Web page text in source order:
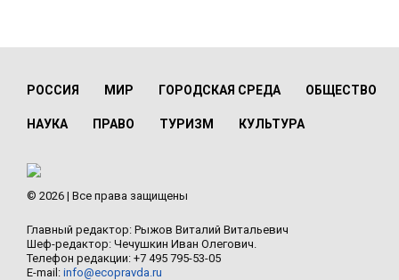
РОССИЯ МИР ГОРОДСКАЯ СРЕДА ОБЩЕСТВО
НАУКА ПРАВО ТУРИЗМ КУЛЬТУРА
© 2026 | Все права защищены
Главный редактор: Рыжов Виталий Витальевич
Шеф-редактор: Чечушкин Иван Олегович.
Телефон редакции: +7 495 795-53-05
E-mail: info@ecopravda.ru